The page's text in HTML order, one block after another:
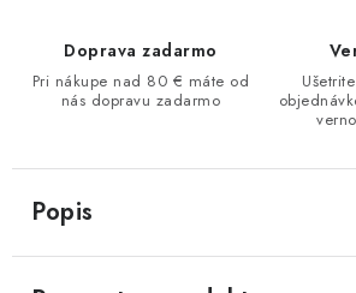
Doprava zadarmo
Pri nákupe nad 80 € máte od
nás dopravu zadarmo
Ušetrite
Popis